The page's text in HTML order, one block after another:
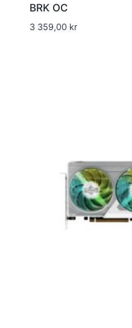
BRK OC
3 359,00 kr